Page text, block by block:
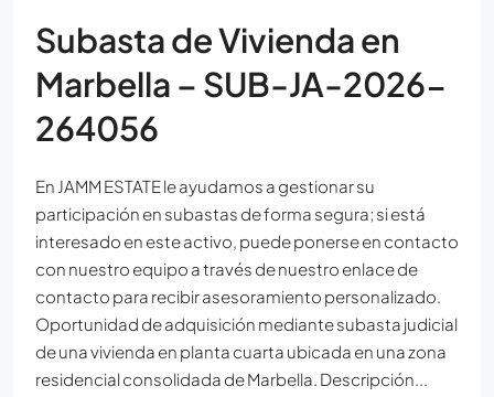
Subasta de Vivienda en
Marbella – SUB-JA-2026-
264056
En JAMM ESTATE le ayudamos a gestionar su
participación en subastas de forma segura; si está
interesado en este activo, puede ponerse en contacto
con nuestro equipo a través de nuestro enlace de
contacto para recibir asesoramiento personalizado.
Oportunidad de adquisición mediante subasta judicial
de una vivienda en planta cuarta ubicada en una zona
residencial consolidada de Marbella. Descripción...